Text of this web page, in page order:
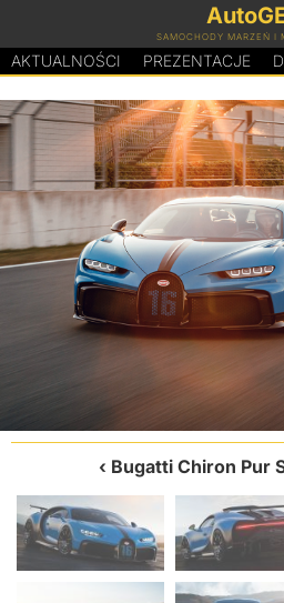
SAMOCHODY MARZEŃ I
AKTUALNOŚCI PREZENTACJE D
Bugatti Chiron Pur